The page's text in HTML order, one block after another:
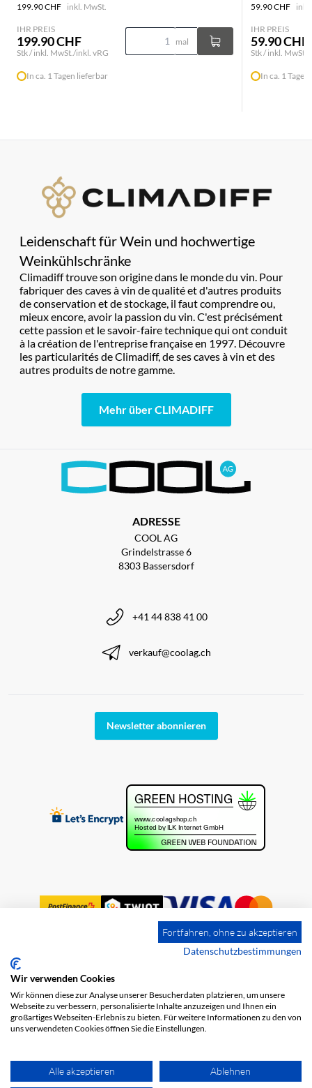
199.90 CHF inkl. MwSt.
IHR PREIS
199.90 CHF
Stk / inkl. MwSt./inkl. vRG
mal
In ca. 1 Tagen lieferbar
59.90 CHF
IHR PREIS
59.90 CHF
Stk / inkl.
In ca. 1
Leidenschaft für Wein und hochwertige
Weinkühlschränke
Climadiff trouve son origine dans le monde du vin. Pour
fabriquer des caves à vin de qualité et d'autres produits
de conservation et de stockage, il faut comprendre ou,
mieux encore, avoir la passion du vin. C'est précisément
cette passion et le savoir-faire technique qui ont conduit
à la création de l'entreprise française en 1997. Découvre
les particularités de Climadiff, de ses caves à vin et des
autres produits de notre gamme.
Mehr über CLIMADIFF
ADRESSE
COOL AG
Grindelstrasse 6
8303 Bassersdorf
+41 44 838 41 00
verkauf@coolag.ch
Newsletter abonnieren
Impressum
Datenschutz
Fortfahren, ohne zu akzeptieren
Datenschutzbestimmungen
Wir verwenden Cookies
Wir können diese zur Analyse unserer Besucherdaten platzieren, um unsere
Webseite zu verbessern, personalisierte Inhalte anzuzeigen und Ihnen ein
großartiges Webseiten-Erlebnis zu bieten. Für weitere Informationen zu den von
uns verwendeten Cookies öffnen Sie die Einstellungen.
Alle akzeptieren Ablehnen